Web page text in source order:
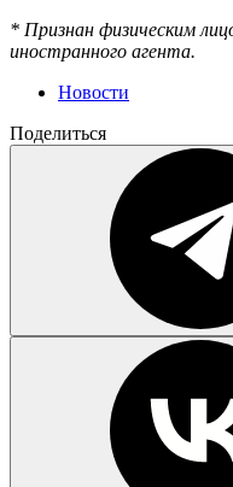
* Признан физическим
иностранного агента.
Новости
Поделиться